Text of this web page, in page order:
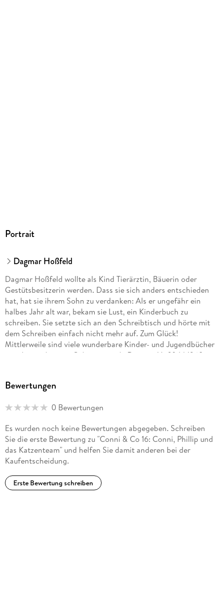
Portrait
Dagmar Hoßfeld
Dagmar Hoßfeld wollte als Kind Tierärztin, Bäuerin oder
Gestütsbesitzerin werden. Dass sie sich anders entschieden
hat, hat sie ihrem Sohn zu verdanken: Als er ungefähr ein
halbes Jahr alt war, bekam sie Lust, ein Kinderbuch zu
schreiben. Sie setzte sich an den Schreibtisch und hörte mit
dem Schreiben einfach nicht mehr auf. Zum Glück!
Mittlerweile sind viele wunderbare Kinder- und Jugendbücher
von ihr erschienen. Geboren wurde Dagmar Hoßfeld 1960 in
der Welt: Autorin.
Ann-Cathrin Sudhoff, geboren 1972 in Essen, absolvierte ihr
Arts in Norfolk, Virginia und an der Hochschule für Musik
und Darstellende Kunst in Graz. Sie ist eine vielseitige
Theater-, Film- und Fernsehschauspielerin.
Bewertungen
0 Bewertungen
Es wurden noch keine Bewertungen abgegeben. Schreiben
Sie die erste Bewertung zu "Conni & Co 16: Conni, Phillip und
das Katzenteam" und helfen Sie damit anderen bei der
Kaufentscheidung.
Erste Bewertung schreiben